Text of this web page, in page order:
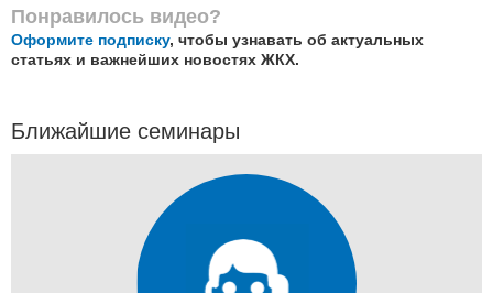
Понравилось видео?
Оформите подписку, чтобы узнавать об актуальных
статьях и важнейших новостях ЖКХ.
Ближайшие семинары